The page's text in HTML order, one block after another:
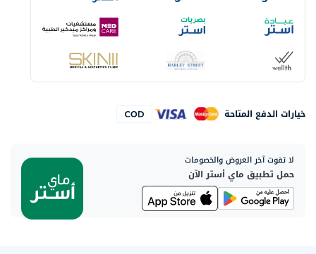
خيارات الدفع المتاحة
لا تفوت آخر العروض والخصومات
حمل تطبيق ماي أستر الآن